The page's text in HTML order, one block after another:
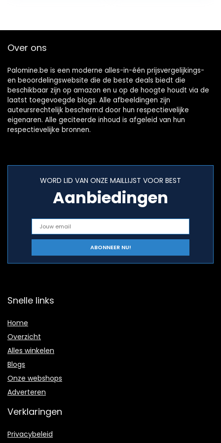
Over ons
Palomine.be is een moderne alles-in-één prijsvergelijkings-
en beoordelingswebsite die de beste deals biedt die
beschikbaar zijn op amazon en u op de hoogte houdt via de
laatst toegevoegde blogs. Alle afbeeldingen zijn
auteursrechtelijk beschermd door hun respectievelijke
eigenaren. Alle geciteerde inhoud is afgeleid van hun
respectievelijke bronnen.
WORD LID VAN ONZE MAILLIJST VOOR BEST
Aanbiedingen
Snelle links
Home
Overzicht
Alles winkelen
Blogs
Onze webshops
Adverteren
Verklaringen
Privacybeleid